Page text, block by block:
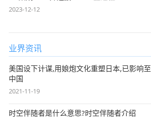
2023-12-12
业界资讯
美国设下计谋,用娘炮文化重塑日本,已影响至
中国
2021-11-19
时空伴随者是什么意思?时空伴随者介绍